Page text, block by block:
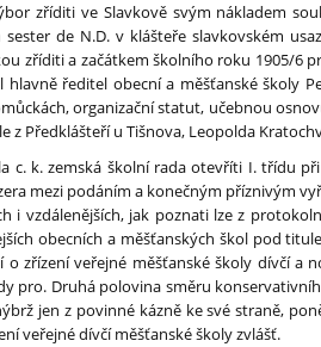
zříditi ve Slavkově svým nákladem
de N.D. v klášteře slavkovském
zříditi a začátkem školního roku 1905/6
ředitel obecní a měšťanské školy
organizační statut, učebnou
z Předklášteří u Tišnova, Leopolda
c. k. zemská školní rada otevříti I. třídu
mezi podáním a konečným příznivým
i vzdálenějších, jak poznati lze z
obecních a měšťanských škol pod
zřízení veřejné měšťanské školy dívčí a
pro. Druhá polovina směru
jen z povinné kázně ke své straně,
veřejné dívčí měšťanské školy zvlášť.